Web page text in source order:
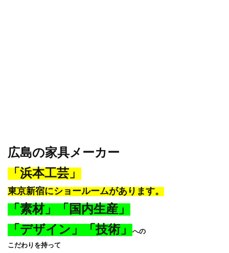
広島の家具メーカー
「浜本工芸」
東京新宿にショールームがあります。
「素材」「国内生産」
「デザイン」「技術」
への
こだわりを持って